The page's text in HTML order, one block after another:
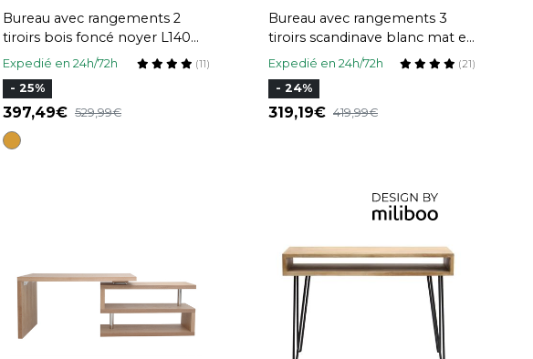
Bureau avec rangements 2
tiroirs bois foncé noyer L140
cm FIFTIES
Expedié en 24h/72h (11)
- 25%
397,49 529,99
Bureau avec rangements 3
tiroirs scandinave blanc mat et
bois clair frêne massif L130 cm
ARMEL
Expedié en 24h/72h (21)
- 24%
319,19 419,99